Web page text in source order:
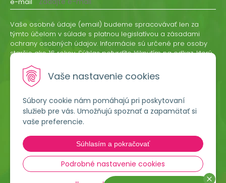
Vaše nastavenie cookies
Súbory cookie nám pomáhajú pri poskytovaní
služieb pre vás. Umožňujú spoznať a zapamätať si
vaše preferencie.
Súhlasím a pokračovať
Podrobné nastavenie cookies
Lumigreen, s.r.o.
Hradská 535
966 54 Tekovské Nemce
e-mail
ODOBERAŤ
Vaše osobné údaje (email) budeme spracovávať len za
týmto účelom v súlade s platnou legislatívou a zásadami
ochrany osobných údajov. Informácie sú určené pre osoby
staršie ako 16 rokov. Súhlas potvrdíte kliknutím na odkaz, ktorý
odvolať písomne, emailom alebo kliknutím na odkaz z
ktoréhokoľvek informačného emailu.